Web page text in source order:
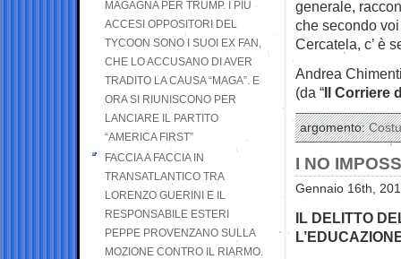
generale,
che secondo
Cercatela, c’ è
Andrea
(da “Il Corriere
argomento:
I NO
Gennaio 16th,
IL DELITTO
MAGAGNA PER TRUMP. I PIÙ
ACCESI OPPOSITORI DEL
TYCOON SONO I SUOI EX FAN,
CHE LO ACCUSANO DI AVER
TRADITO LA CAUSA “MAGA”. E
ORA SI RIUNISCONO PER
LANCIARE IL PARTITO
“AMERICA FIRST”
FACCIA A FACCIA IN
TRANSATLANTICO TRA
LORENZO GUERINI E IL
RESPONSABILE ESTERI
PEPPE PROVENZANO SULLA
MOZIONE CONTRO IL RIARMO.